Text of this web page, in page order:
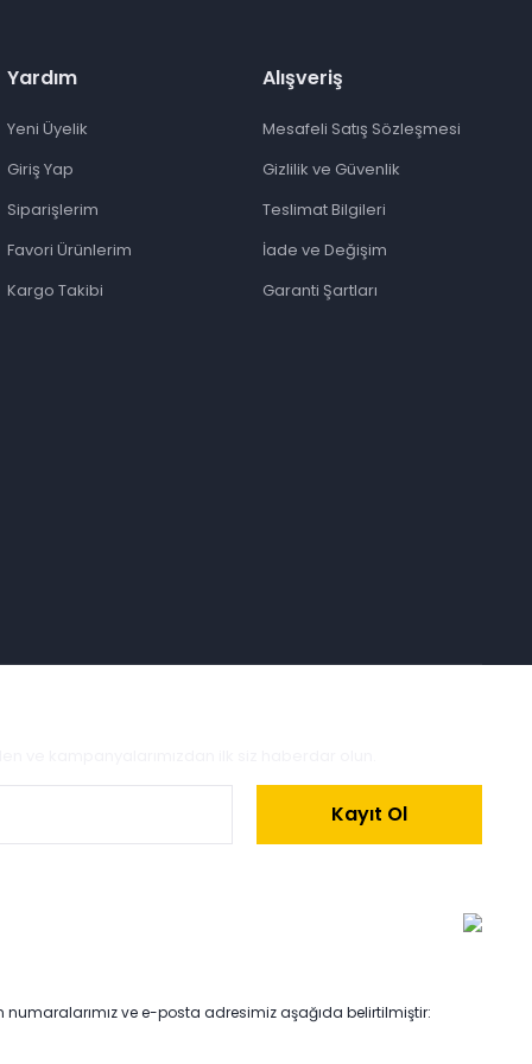
Yardım
Yeni Üyelik
Giriş Yap
Siparişlerim
Favori Ürünlerim
Kargo Takibi
Alışveriş
Mesafeli Satış Sözleşmesi
Gizlilik ve Güvenlik
Teslimat Bilgileri
İade ve Değişim
Garanti Şartları
Kayıt Ol
numaralarımız ve e-posta adresimiz aşağıda belirtilmiştir: